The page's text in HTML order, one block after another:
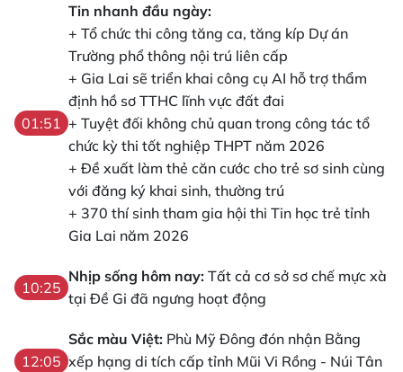
01:51
Tin nhanh đầu ngày:
+ Tổ chức thi công tăng ca, tăng kíp Dự án
Trường phổ thông nội trú liên cấp
+ Gia Lai sẽ triển khai công cụ AI hỗ trợ thẩm
định hồ sơ TTHC lĩnh vực đất đai
+ Tuyệt đối không chủ quan trong công tác tổ
chức kỳ thi tốt nghiệp THPT năm 2026
+ Đề xuất làm thẻ căn cước cho trẻ sơ sinh cùng
với đăng ký khai sinh, thường trú
+ 370 thí sinh tham gia hội thi Tin học trẻ tỉnh
Gia Lai năm 2026
10:25
Nhịp sống hôm nay: Tất cả cơ sở sơ chế mực xà
tại Đề Gi đã ngưng hoạt động
12:05
Sắc màu Việt: Phù Mỹ Đông đón nhận Bằng
xếp hạng di tích cấp tỉnh Mũi Vi Rồng - Núi Tân